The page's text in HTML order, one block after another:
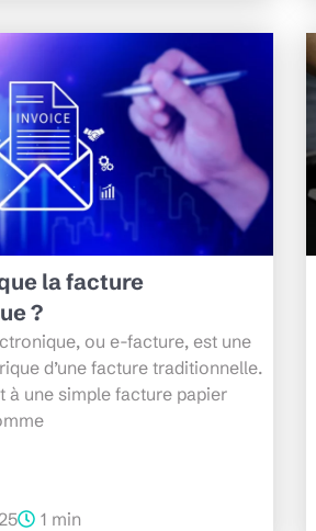
la facture
?
ou e-facture, est une
d’une facture traditionnelle.
à une simple facture papier
1 min